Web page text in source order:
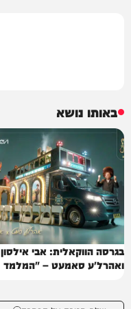
באותו נושא
בגרסה הווקאלית: אבי אילסון
ואהרל'ע סאמעט – "המלמד